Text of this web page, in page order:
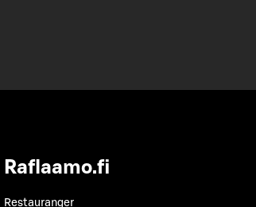
Raflaamo.fi
Restauranger